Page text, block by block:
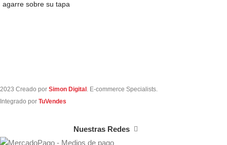
agarre sobre su tapa
2023 Creado por Simon Digital . E-commerce Specialists.
Integrado por TuVendes
Nuestras Redes